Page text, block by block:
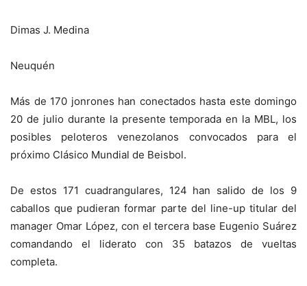
Dimas J. Medina
Neuquén
Más de 170 jonrones han conectados hasta este domingo
20 de julio durante la presente temporada en la MBL, los
posibles peloteros venezolanos convocados para el
próximo Clásico Mundial de Beisbol.
De estos 171 cuadrangulares, 124 han salido de los 9
caballos que pudieran formar parte del line-up titular del
manager Omar López, con el tercera base Eugenio Suárez
comandando el liderato con 35 batazos de vueltas
completa.